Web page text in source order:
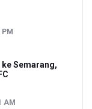
PM
Semarang,
AM